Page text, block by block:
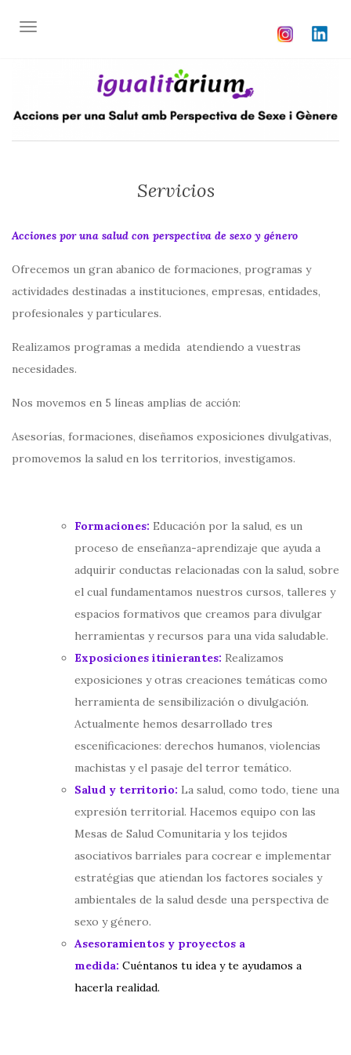
ALTERNAR NAVEGACIÓN
Servicios
Acciones por una salud con perspectiva de sexo y género
Ofrecemos un gran abanico de formaciones, programas y
actividades destinadas a instituciones, empresas, entidades,
profesionales y particulares.
Realizamos programas a medida atendiendo a vuestras
necesidades.
Nos movemos en 5 líneas amplias de acción:
Asesorías, formaciones, diseñamos exposiciones divulgativas,
promovemos la salud en los territorios, investigamos.
Formaciones: Educación por la salud, es un
proceso de enseñanza-aprendizaje que ayuda a
adquirir conductas relacionadas con la salud, sobre
el cual fundamentamos nuestros cursos, talleres y
espacios formativos que creamos para divulgar
herramientas y recursos para una vida saludable.
Exposiciones itinierantes: Realizamos
exposiciones y otras creaciones temáticas como
herramienta de sensibilización o divulgación.
Actualmente hemos desarrollado tres
escenificaciones: derechos humanos, violencias
machistas y el pasaje del terror temático.
Salud y territorio: La salud, como todo, tiene una
expresión territorial. Hacemos equipo con las
Mesas de Salud Comunitaria y los tejidos
asociativos barriales para cocrear e implementar
estratégias que atiendan los factores sociales y
ambientales de la salud desde una perspectiva de
sexo y género.
Asesoramientos y proyectos a
medida: Cuéntanos tu idea y te ayudamos a
hacerla realidad.